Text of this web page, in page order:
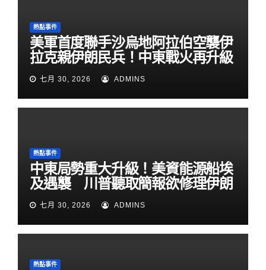
熱點事件
美軍首度聯手沙烏地阿拉伯空襲伊
拉克親伊朗民兵！中東戰火再升級
七月 30, 2026 ADMINS
熱點事件
中東局勢重大升級！美資能源船埃
及遇襲 川普聽取簡報欲修理伊朗
七月 30, 2026 ADMINS
熱點事件